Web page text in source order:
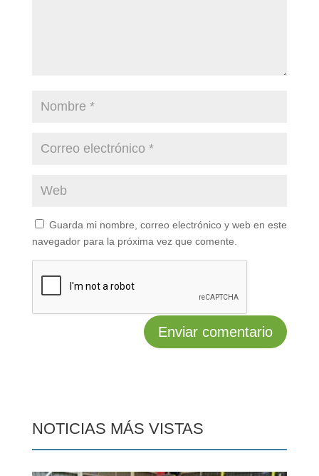
Guarda mi nombre, correo electrónico y web en este
navegador para la próxima vez que comente.
NOTICIAS MÁS VISTAS